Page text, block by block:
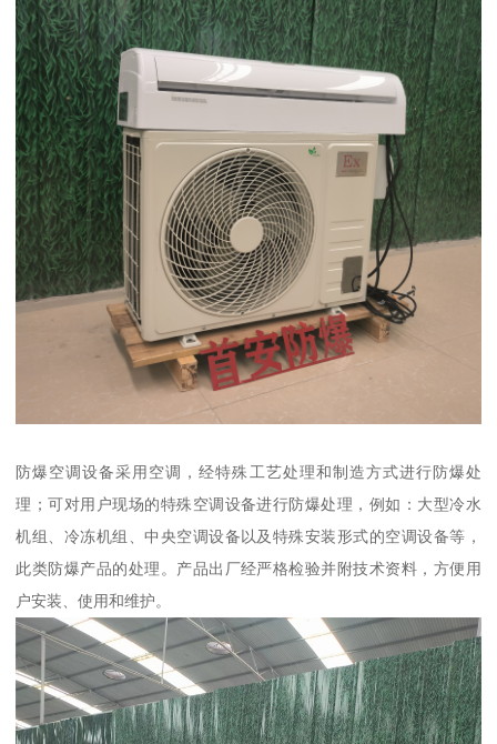
防爆空调设备采用空调，经特殊工艺处理和制造方式进行防爆处
理；可对用户现场的特殊空调设备进行防爆处理，例如：大型冷水
机组、冷冻机组、中央空调设备以及特殊安装形式的空调设备等，
此类防爆产品的处理。产品出厂经严格检验并附技术资料，方便用
户安装、使用和维护。